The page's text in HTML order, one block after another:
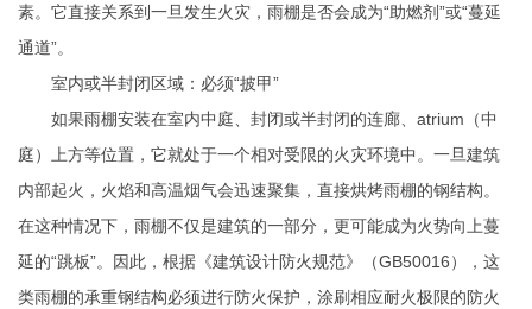
素。它直接关系到一旦发生火灾，雨棚是否会成为“助燃剂”或“蔓延
通道”。
室内或半封闭区域：必须“披甲”
如果雨棚安装在室内中庭、封闭或半封闭的连廊、atrium（中
庭）上方等位置，它就处于一个相对受限的火灾环境中。一旦建筑
内部起火，火焰和高温烟气会迅速聚集，直接烘烤雨棚的钢结构。
在这种情况下，雨棚不仅是建筑的一部分，更可能成为火势向上蔓
延的“跳板”。因此，根据《建筑设计防火规范》（GB50016），这
类雨棚的承重钢结构必须进行防火保护，涂刷相应耐火极限的防火